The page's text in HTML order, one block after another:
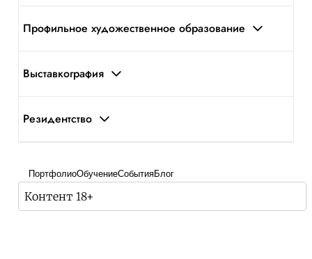
Профильное художественное образование
Выставкография
Резидентство
ПортфолиоОбучениеСобытияБлог
Контент 18+